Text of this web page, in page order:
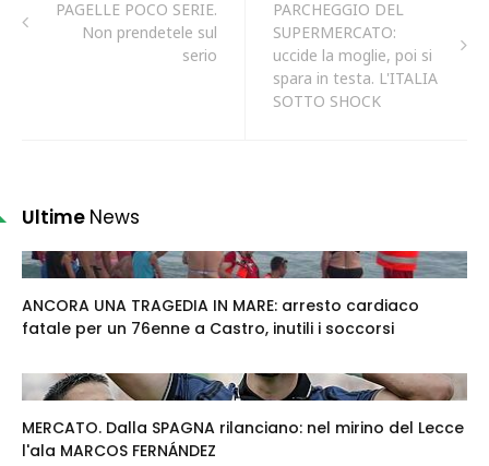
PAGELLE POCO SERIE.
Non prendetele sul
serio
PARCHEGGIO DEL
SUPERMERCATO:
uccide la moglie, poi si
spara in testa. L'ITALIA
SOTTO SHOCK
Ultime News
ANCORA UNA TRAGEDIA IN MARE: arresto cardiaco
fatale per un 76enne a Castro, inutili i soccorsi
MERCATO. Dalla SPAGNA rilanciano: nel mirino del Lecce
l'ala MARCOS FERNÁNDEZ